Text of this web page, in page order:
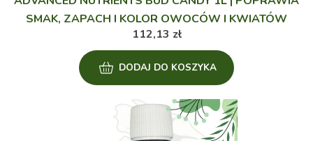
SMAK, ZAPACH I KOLOR OWOCÓW I KWIATÓW
112,13 zł
DODAJ DO KOSZYKA